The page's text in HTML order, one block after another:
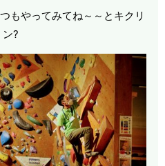
もやってみてね～～とキクリ
ン?